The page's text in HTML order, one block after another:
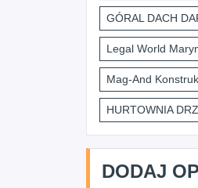
GÓRAL DACH
Legal World
Mag-And
HURTOWNIA
DODAJ